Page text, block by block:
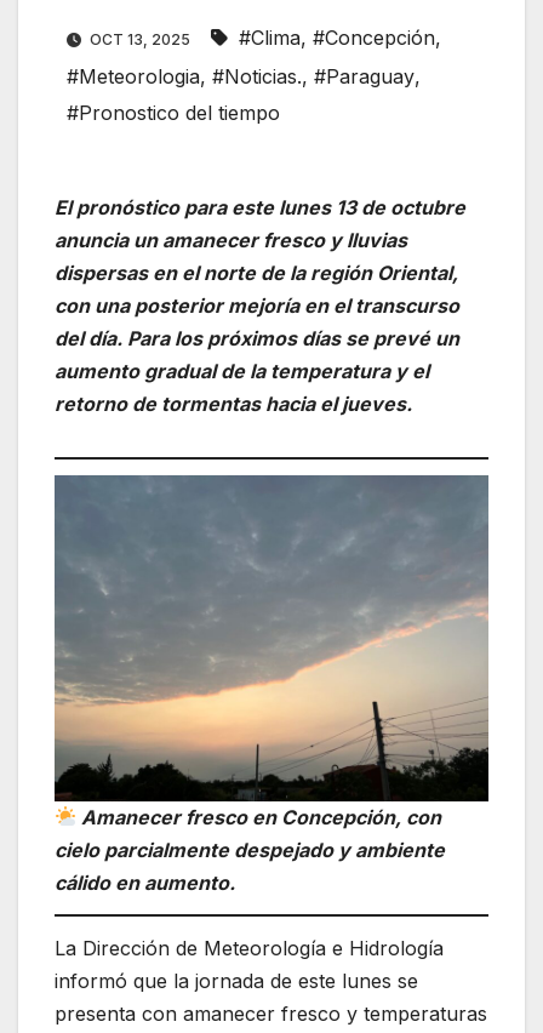
OCT 13, 2025 #Clima, #Concepción,
#Meteorologia, #Noticias., #Paraguay,
#Pronostico del tiempo
El pronóstico para este lunes 13 de octubre
anuncia un amanecer fresco y lluvias
dispersas en el norte de la región Oriental,
con una posterior mejoría en el transcurso
del día. Para los próximos días se prevé un
aumento gradual de la temperatura y el
retorno de tormentas hacia el jueves.
Amanecer fresco en Concepción, con
cielo parcialmente despejado y ambiente
cálido en aumento.
La Dirección de Meteorología e Hidrología
informó que la jornada de este lunes se
presenta con amanecer fresco y temperaturas